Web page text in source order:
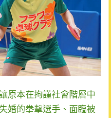
原本在拘謹社會階層中
婚的拳擊選手、面臨被